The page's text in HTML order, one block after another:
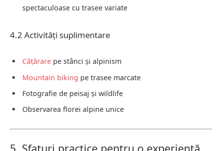
spectaculoase cu trasee variate
4.2 Activități suplimentare
Cățărare pe stânci și alpinism
Mountain biking pe trasee marcate
Fotografie de peisaj și wildlife
Observarea florei alpine unice